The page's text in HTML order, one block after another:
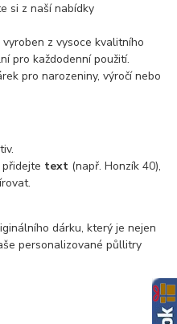
si z naší nabídky
z vysoce kvalitního
pro každodenní použití.
pro narozeniny, výročí nebo
text (např. Honzík 40),
dárku, který je nejen
personalizované půllitry